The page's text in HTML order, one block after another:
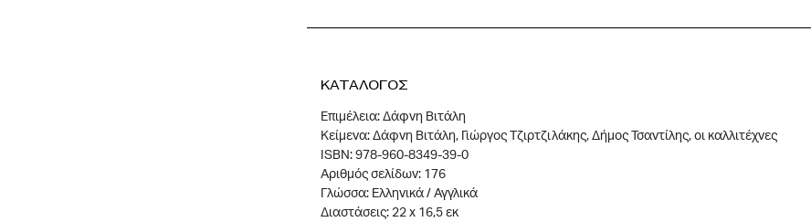
ΚΑΤΑΛΟΓΟΣ
Eπιμέλεια: Δάφνη Βιτάλη
Κείμενα: Δάφνη Βιτάλη, Γιώργος Τζιρτζιλάκης, Δήμος Τσαντίλης, οι καλλιτέχνες
ISBN: 978-960-8349-39-0
Αριθμός σελίδων: 176
Γλώσσα: Ελληνικά / Αγγλικά
Διαστάσεις: 22 x 16,5 εκ